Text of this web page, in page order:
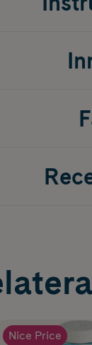
Nice Price